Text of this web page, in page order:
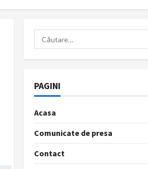
Caută
după:
PAGINI
Acasa
Comunicate de presa
Contact